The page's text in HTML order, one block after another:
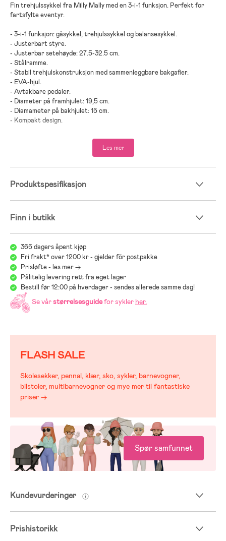
Fin trehjulssykkel fra Milly Mally med en 3-i-1 funksjon. Perfekt for
fartsfylte eventyr.
- 3-i-1 funksjon: gåsykkel, trehjulssykkel og balansesykkel.
- Justerbart styre.
- Justerbar setehøyde: 27.5-32.5 cm.
- Stålramme.
- Stabil trehjulskonstruksjon med sammenleggbare bakgafler.
- EVA-hjul.
- Avtakbare pedaler.
- Diameter på framhjulet: 19,5 cm.
- Diamameter på bakhjulet: 15 cm.
- Kompakt design.
- Anbefalt alder: fra 12 måneder.
Les mer
Produktspesifikasjon
Finn i butikk
365 dagers åpent kjøp
Fri frakt* over 1200 kr - gjelder för postpakke
Prisløfte - les mer ->
Pålitelig levering rett fra eget lager
Bestill før 12:00 på hverdager - sendes allerede samme dag!
Se vårstørrelsesguidefor sykler her.
FLASH SALE
Skolesekker, pennal, klær, sko, sykler, barnevogner,
bilstoler, multibarnevogner og mye mer til fantastiske
priser →
Spør samfunnet
Kundevurderinger
Prishistorikk